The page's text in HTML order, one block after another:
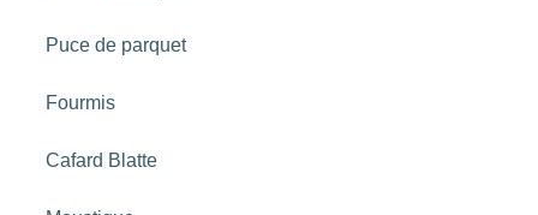
Puce de parquet
Fourmis
Cafard Blatte